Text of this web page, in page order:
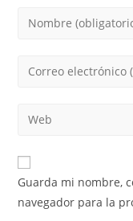
Guarda mi nombre,
navegador para la